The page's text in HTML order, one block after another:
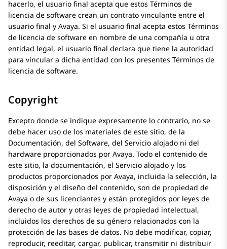
hacerlo, el usuario final acepta que estos Términos de
licencia de software crean un contrato vinculante entre el
usuario final y Avaya. Si el usuario final acepta estos Términos
de licencia de software en nombre de una compañía u otra
entidad legal, el usuario final declara que tiene la autoridad
para vincular a dicha entidad con los presentes Términos de
licencia de software.
Copyright
Excepto donde se indique expresamente lo contrario, no se
debe hacer uso de los materiales de este sitio, de la
Documentación, del Software, del Servicio alojado ni del
hardware proporcionados por Avaya. Todo el contenido de
este sitio, la documentación, el Servicio alojado y los
productos proporcionados por Avaya, incluida la selección, la
disposición y el diseño del contenido, son de propiedad de
Avaya o de sus licenciantes y están protegidos por leyes de
derecho de autor y otras leyes de propiedad intelectual,
incluidos los derechos de su género relacionados con la
protección de las bases de datos. No debe modificar, copiar,
reproducir, reeditar, cargar, publicar, transmitir ni distribuir